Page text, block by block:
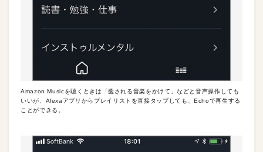
Amazon Musicを聴くときは「癒される音楽をかけて」などと音声操作しても
いいが、Alexaアプリからプレイリストを直接タップしても、Echoで再生する
ことができる。